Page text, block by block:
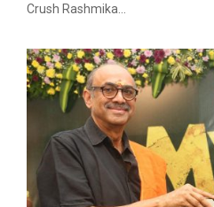
Crush Rashmika...